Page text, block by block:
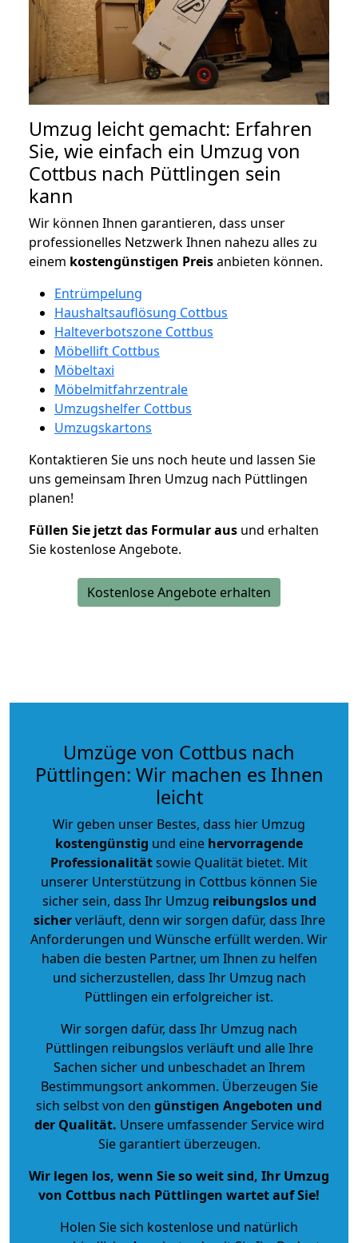
Umzug leicht gemacht: Erfahren
Sie, wie einfach ein Umzug von
Cottbus nach Püttlingen sein
kann
Wir können Ihnen garantieren, dass unser
professionelles Netzwerk Ihnen nahezu alles zu
einem kostengünstigen Preisanbieten können.
Entrümpelung
Haushaltsauflösung Cottbus
Halteverbotszone Cottbus
Möbellift Cottbus
Möbeltaxi
Möbelmitfahrzentrale
Umzugshelfer Cottbus
Umzugskartons
Kontaktieren Sie uns noch heute und lassen Sie
uns gemeinsam Ihren Umzug nach Püttlingen
planen!
Füllen Sie jetzt das Formular aus und erhalten
Sie kostenlose Angebote.
Kostenlose Angebote erhalten
Umzüge von Cottbus nach
Püttlingen: Wir machen es Ihnen
leicht
Wir geben unser Bestes, dass hier Umzug
kostengünstig und eine hervorragende
Professionalitätsowie Qualität bietet. Mit
unserer Unterstützung in Cottbus können Sie
sicher sein, dass Ihr Umzug reibungslos und
sicherverläuft, denn wir sorgen dafür, dass Ihre
Anforderungen und Wünsche erfüllt werden. Wir
haben die besten Partner, um Ihnen zu helfen
und sicherzustellen, dass Ihr Umzug nach
Püttlingen ein erfolgreicher ist.
Wir sorgen dafür, dass Ihr Umzug nach
Püttlingen reibungslos verläuft und alle Ihre
Sachen sicher und unbeschadet an Ihrem
Bestimmungsort ankommen. Überzeugen Sie
sich selbst von den günstigen Angeboten und
der Qualität. Unsere umfassender Service wird
Sie garantiert überzeugen.
Wir legen los, wenn Sie so weit sind, Ihr Umzug
von Cottbus nach Püttlingen wartet auf Sie!
Holen Sie sich kostenlose und natürlich